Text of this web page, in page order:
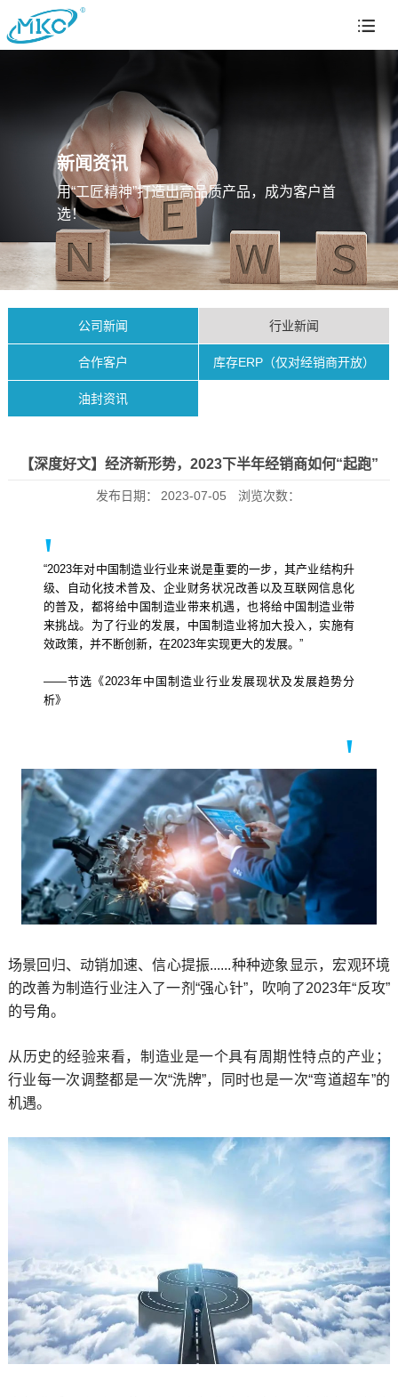
新闻资讯
用“工匠精神”打造出高品质产品，成为客户首
选！
公司新闻 行业新闻
合作客户 库存ERP（仅对经销商开放）
油封资讯
【深度好文】经济新形势，2023下半年经销商如何“起跑”
发布日期： 2023-07-05 浏览次数：
'
“2023年对中国制造业行业来说是重要的一步，其产业结构升
级、自动化技术普及、企业财务状况改善以及互联网信息化
的普及，都将给中国制造业带来机遇，也将给中国制造业带
来挑战。为了行业的发展，中国制造业将加大投入，实施有
效政策，并不断创新，在2023年实现更大的发展。”
——节选《2023年中国制造业行业发展现状及发展趋势分
析》
'
场景回归、动销加速、信心提振......种种迹象显示，宏观环境
的改善为制造行业注入了一剂“强心针”，吹响了2023年“反攻”
的号角。
从历史的经验来看，制造业是一个具有周期性特点的产业；
行业每一次调整都是一次“洗牌”，同时也是一次“弯道超车”的
机遇。